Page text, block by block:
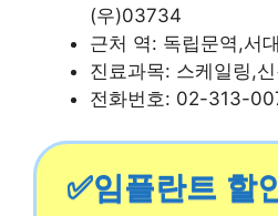
(우)03734
근처 역: 독립문역,서
진료과목: 스케일링,
전화번호: 02-313-
✅임플란트 할